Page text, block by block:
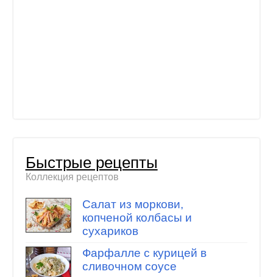
Быстрые рецепты
Коллекция рецептов
Салат из моркови,
копченой колбасы и
сухариков
Фарфалле с курицей в
сливочном соусе